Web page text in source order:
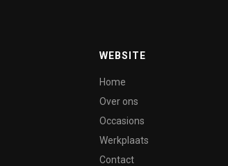
WEBSITE
Home
Over ons
Occasions
Werkplaats
Contact